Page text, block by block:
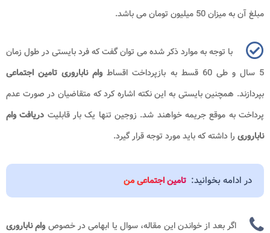
مبلغ آن به میزان 50 میلیون تومان می باشد.
با توجه به موارد ذکر شده می توان گفت که فرد بایستی در طول زمان
5 سال و طی 60 قسط به بازپرداخت اقساط
وام ناباروری تامین اجتماعی
بپردازند. همچنین بایستی به این نکته اشاره کرد که متقاضیان در صورت عدم
پرداخت به موقع جریمه خواهند شد. زوجین تنها یک بار قابلیت دریافت وام
ناباروری را داشته که باید مورد توجه قرار گیرد.
در ادامه بخوانید: تامین اجتماعی من
اگر بعد از خواندن این مقاله، سوال یا ابهامی در خصوص وام ناباروری